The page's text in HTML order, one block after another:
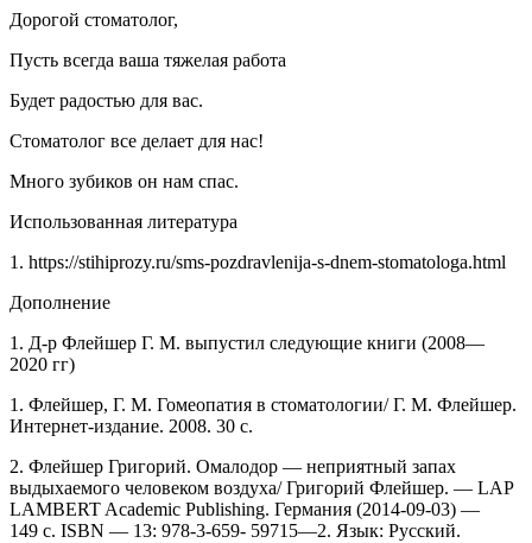
Дорогой стоматолог,
Пусть всегда ваша тяжелая работа
Будет радостью для вас.
Стоматолог все делает для нас!
Много зубиков он нам спас.
Использованная литература
1. https://stihiprozy.ru/sms-pozdravlenija-s-dnem-stomatologa.html
Дополнение
1. Д-р Флейшер Г. М. выпустил следующие книги (2008—
2020 гг)
1. Флейшер, Г. М. Гомеопатия в стоматологии/ Г. М. Флейшер.
Интернет-издание. 2008. 30 с.
2. Флейшер Григорий. Омалодор — неприятный запах
выдыхаемого человеком воздуха/ Григорий Флейшер. — LAP
LAMBERT Academic Publishing. Германия (2014-09-03) —
149 с. ISBN — 13: 978-3-659- 59715—2. Язык: Русский.